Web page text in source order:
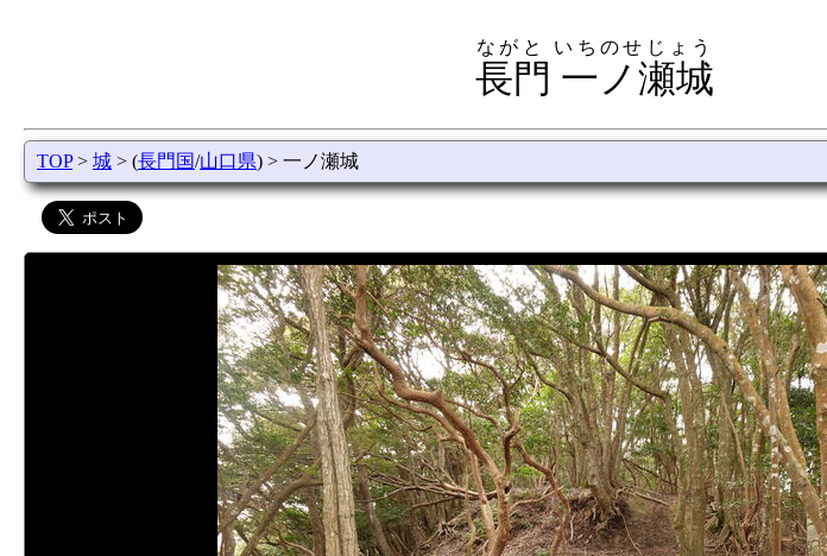
長門 一ノ瀬城
ながと いちのせじょう
TOP> 城 > (長門国/山口県) > 一ノ瀬城